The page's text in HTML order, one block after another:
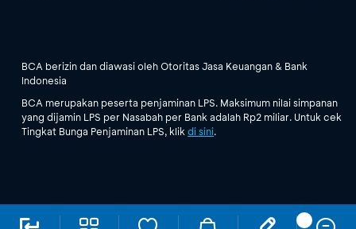
BCA berizin dan diawasi oleh Otoritas Jasa Keuangan & Bank
Indonesia
BCA merupakan peserta penjaminan LPS. Maksimum nilai simpanan
yang dijamin LPS per Nasabah per Bank adalah Rp2 miliar. Untuk cek
Tingkat Bunga Penjaminan LPS, klik di sini.